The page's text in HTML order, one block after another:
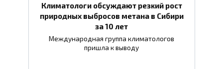
Климатологи обсуждают резкий рост
природных выбросов метана в Сибири
за 10 лет
Международная группа климатологов
пришла к выводу